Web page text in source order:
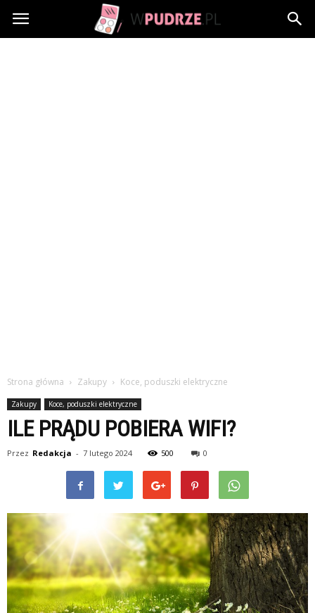
wPudrze.pl
Strona główna Zakupy Koce, poduszki elektryczne
Zakupy Koce, poduszki elektryczne
ILE PRĄDU POBIERA WIFI?
Przez Redakcja - 7 lutego 2024 500 0